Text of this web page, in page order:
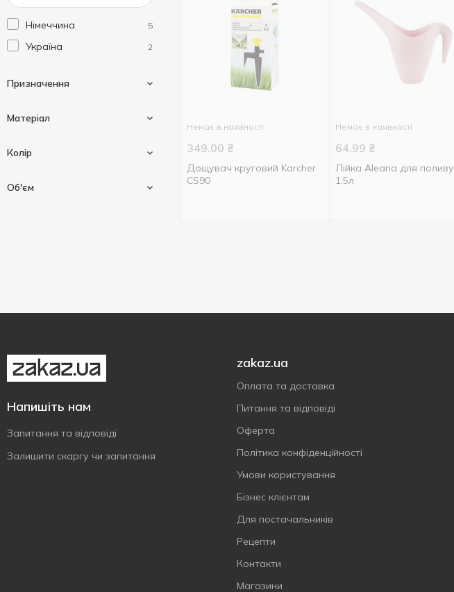
Німеччина 5
Україна 2
Призначення
Для поливу
Матеріал
Колір
Об'єм
Немає в наявності
349.00 ₴
Дощувач круговий Karcher
CS90
Немає в наявності
64.99 ₴
Лійка Aleana для поливу
1,5л
Напишіть нам
Запитання та відповіді
Залишити скаргу чи запитання
zakaz.ua
Оплата та доставка
Питання та відповіді
Оферта
Політика конфіденційності
Умови користування
Бізнес клієнтам
Для постачальників
Рецепти
Контакти
Магазини